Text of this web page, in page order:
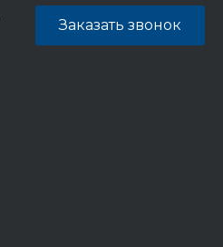
Заказать звонок